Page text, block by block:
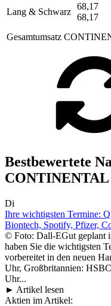
Lang & Schwarz
68,17
68,17
Gesamtumsatz
Bestbewertete
CONTINENTAL
Di
Ihre wichtigsten Termine:
Biontech, Spotify, Pfizer,
© Foto: Dall-EGut geplant
haben Sie die wichtigsten
vorbereitet in den neuen
Uhr, Großbritannien:
Uhr...
► Artikel lesen
Aktien im Artikel: